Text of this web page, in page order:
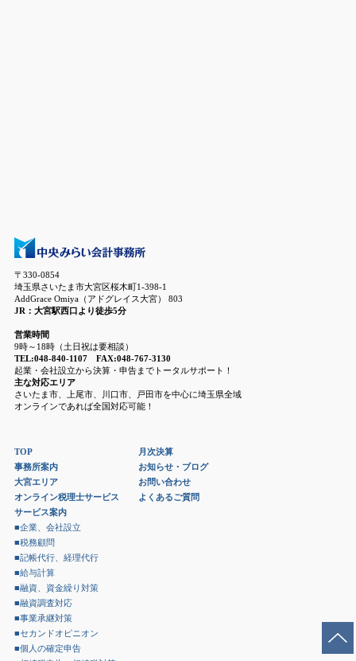
〒330-0854
埼玉県さいたま市大宮区桜木町1-398-1
AddGrace Omiya（アドグレイス大宮） 803
JR：大宮駅西口より徒歩5分
営業時間
9時～18時（土日祝は要相談）
TEL:048-840-1107 FAX:048-767-3130
起業・会社設立から決算・申告までトータルサポート！
主な対応エリア
さいたま市、上尾市、川口市、戸田市を中心に埼玉県全域
オンラインであれば全国対応可能！
TOP
事務所案内
大宮エリア
オンライン税理士サービス
サービス案内
■企業、会社設立
■税務顧問
■記帳代行、経理代行
■給与計算
■融資、資金繰り対策
■融資調査対応
■事業承継対策
■セカンドオピニオン
■個人の確定申告
月次決算
お知らせ・ブログ
お問い合わせ
よくあるご質問